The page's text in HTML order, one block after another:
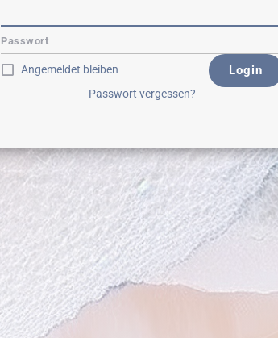
Passwort
Angemeldet bleiben Login
Passwort vergessen?